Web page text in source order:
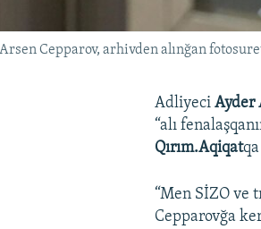
Arsen Cepparov, arhivden alınğan
AdliyeciAyder
“alı
Qırım.Aqiqat
“Men SİZO ve
Cepparovğa